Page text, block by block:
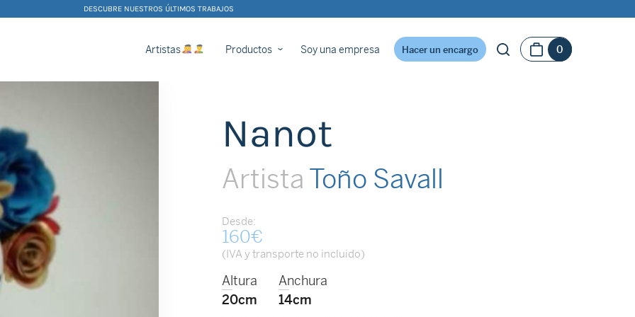
DESCUBRE NUESTROS ÚLTIMOS TRABAJOS
Artistas Productos Soy una empresa Hacer un encargo 0
Nanot
Artista Toño Savall
Desde:
160€
(IVA y transporte no incluido)
Altura
20cm
Anchura
14cm